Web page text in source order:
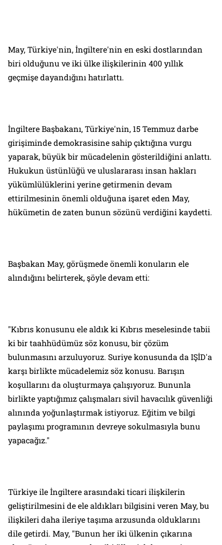
May, Türkiye'nin, İngiltere'nin en eski dostlarından
biri olduğunu ve iki ülke ilişkilerinin 400 yıllık
geçmişe dayandığını hatırlattı.
İngiltere Başbakanı, Türkiye'nin, 15 Temmuz darbe
girişiminde demokrasisine sahip çıktığına vurgu
yaparak, büyük bir mücadelenin gösterildiğini anlattı.
Hukukun üstünlüğü ve uluslararası insan hakları
yükümlülüklerini yerine getirmenin devam
ettirilmesinin önemli olduğuna işaret eden May,
hükümetin de zaten bunun sözünü verdiğini kaydetti.
Başbakan May, görüşmede önemli konuların ele
alındığını belirterek, şöyle devam etti:
"Kıbrıs konusunu ele aldık ki Kıbrıs meselesinde tabii
ki bir taahhüdümüz söz konusu, bir çözüm
bulunmasını arzuluyoruz. Suriye konusunda da IŞİD'a
karşı birlikte mücadelemiz söz konusu. Barışın
koşullarını da oluşturmaya çalışıyoruz. Bununla
birlikte yaptığımız çalışmaları sivil havacılık güvenliği
alınında yoğunlaştırmak istiyoruz. Eğitim ve bilgi
paylaşımı programının devreye sokulmasıyla bunu
yapacağız."
Türkiye ile İngiltere arasındaki ticari ilişkilerin
geliştirilmesini de ele aldıkları bilgisini veren May, bu
ilişkileri daha ileriye taşıma arzusunda olduklarını
dile getirdi. May, "Bunun her iki ülkenin çıkarına